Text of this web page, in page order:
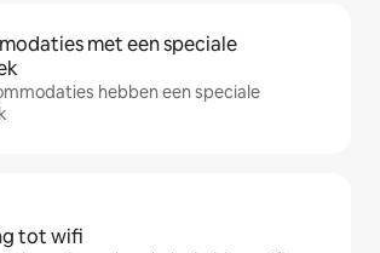
met een speciale
hebben een speciale
tot wifi